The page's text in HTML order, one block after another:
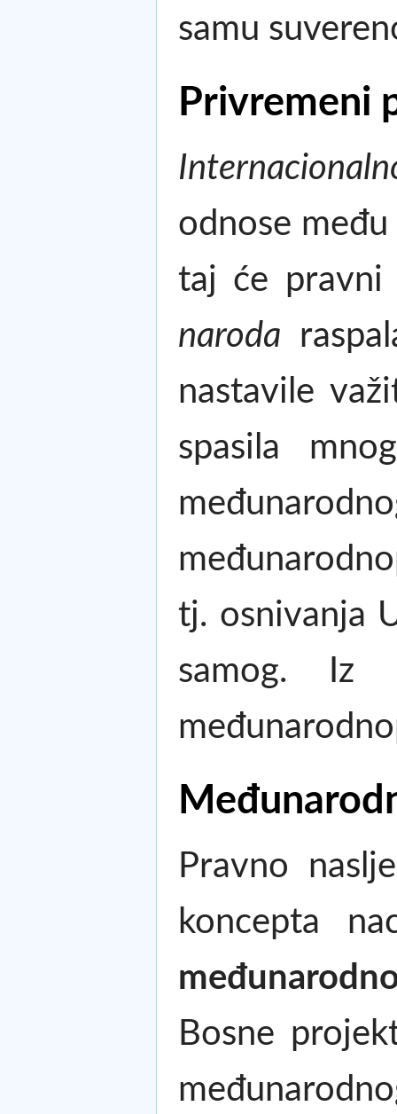
samu
Privremeni
odnose
taj će pravni
naroda
nastavile
spasila
tj. osnivanja
samog. Iz
Pravno
koncepta
Bosne